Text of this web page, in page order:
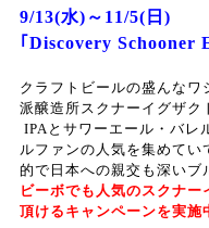
9/13(水)～11/5(日)
｢Discovery Schooner
クラフトビールの盛んな ワ
派醸造所スクナーイグザク
IPAとサワーエール・バレ
ルファンの人気を集めてい
的で 日本への親交も深いブ
ビーボでも人気のスクナー
頂けるキャンペーンを実施